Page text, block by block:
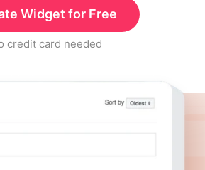
Widget for Free
credit card needed